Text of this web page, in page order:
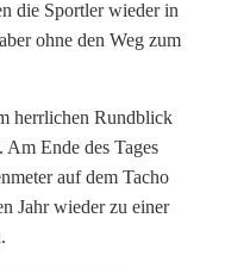
die Sportler wieder in
ohne den Weg zum
herrlichen Rundblick
Ende des Tages
auf dem Tacho
Jahr wieder zu einer